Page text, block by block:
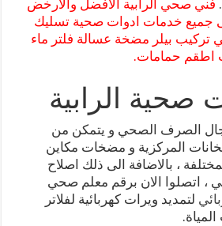
فني صحي الرابية الافضل والارخض
جميع خدمات ادوات صحية تسليك
بيلر مضخة عسالة فلتر ماء
اطقم حمامات.
صحية الرابية
في مجال الصرف الصحي و يتمكن من
المركزية و مضخات مكاين
، بالاضافة الى ذلك اصلاح
اتصلوا الان برقم معلم صحي
لتمديد ويرات كهربائية لفلاتر